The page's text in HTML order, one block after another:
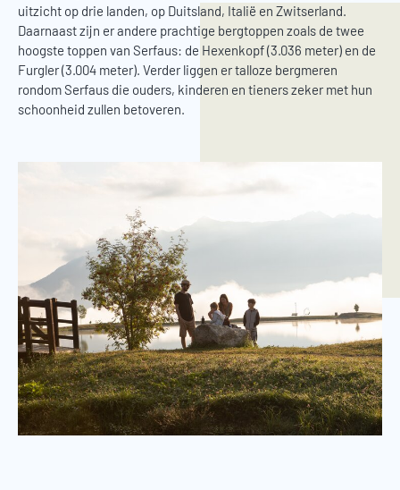
uitzicht op drie landen, op Duitsland, Italië en Zwitserland.
Daarnaast zijn er andere prachtige bergtoppen zoals de twee
hoogste toppen van Serfaus: de Hexenkopf (3.036 meter) en de
Furgler (3.004 meter). Verder liggen er talloze bergmeren
rondom Serfaus die ouders, kinderen en tieners zeker met hun
schoonheid zullen betoveren.